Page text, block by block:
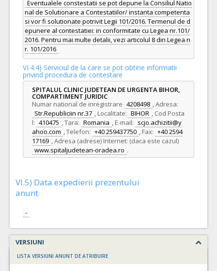
Eventualele constestatii se pot depune la Consiliul Natio
nal de Solutionare a Contestatiilor/ instanta competenta
si vor fi solutionate potrivit Legii 101/2016. Termenul de d
epunere al contestatiei: in conformitate cu Legea nr.101/
2016. Pentru mai multe detalii, vezi articolul 8 din Legea n
r. 101/2016
VI.4.4) Serviciul de la care se pot obtine informatii
privind procedura de contestare
SPITALUL CLINIC JUDETEAN DE URGENTA BIHOR,
COMPARTIMENT JURIDIC
Numar national de inregistrare 4208498 ,Adresa:
Str.Republiciin nr.37 , Localitate: BIHOR , Cod Posta
l: 410475 ,Tara: Romania , E-mail: scjo.achizitii@y
ahoo.com ,Telefon: +40 259437750 , Fax: +40 2594
17169 ,Adresa (adrese) Internet: (daca este cazul)
www.spitaljudetean-oradea.ro .
VI.5) Data expedierii prezentului
anunt
-
VERSIUNI
LISTA VERSIUNI ANUNT DE ATRIBUIRE